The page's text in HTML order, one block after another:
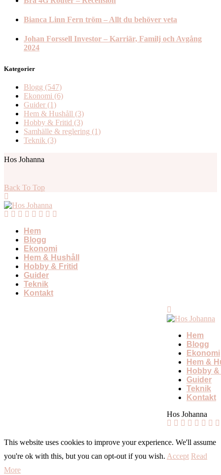
Bianca Linn Fern tröm – Allt du behöver veta
Johan Forssell Investor – Karriär, Familj och Avgång
2024
Kategorier
Blogg (547)
Ekonomi (6)
Guider (1)
Hem & Hushåll (3)
Hobby & Fritid (3)
Samhälle & reglering (1)
Teknik (3)
Hos Johanna
Back To Top
Hem
Blogg
Ekonomi
Hem & Hushåll
Hobby & Fritid
Guider
Teknik
Kontakt
Hem
Blogg
Ekonomi
Hem &
Hobby
Guider
Teknik
Kontakt
Hos Johanna
This website uses cookies to improve your experience. We'll assume
you're ok with this, but you can opt-out if you wish. Accept Read
More